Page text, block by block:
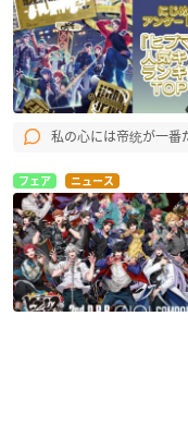
私の心には帝统が一番
フェア ニュース